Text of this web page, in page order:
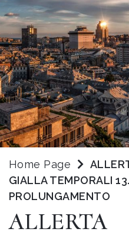
Home Page
GIALLA TEMPORALI
PROLUNGAMENTO
ALLERTA